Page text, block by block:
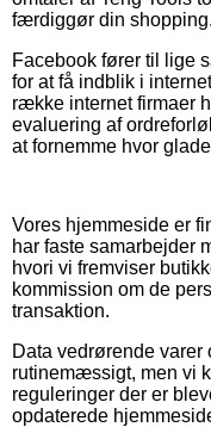
færdiggør din shopping.
Facebook fører til lige
for at få indblik i
række internet firmaer
evaluering af
at fornemme hvor
Vores hjemmeside er
har faste samarbejder
hvori vi fremviser
kommission om de
transaktion.
Data vedrørende
rutinemæssigt, men vi
reguleringer der er
opdaterede